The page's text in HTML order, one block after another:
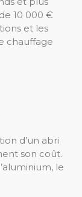
10 000 €
et les
chauffage
d’un abri
son coût.
le